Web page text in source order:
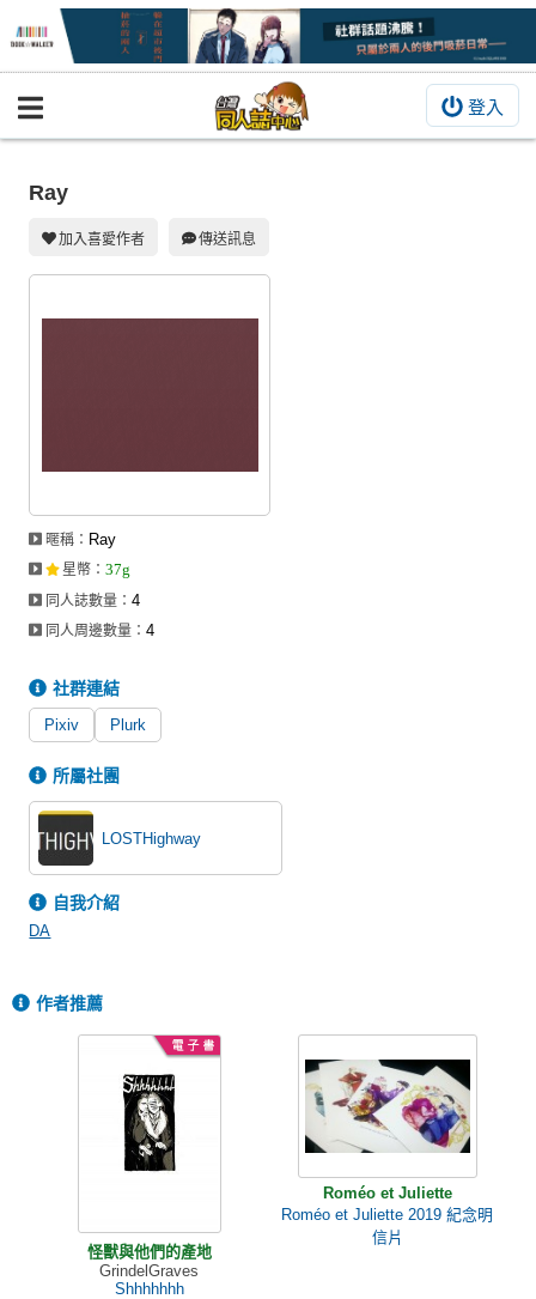
登入
BOOKY書集倉庫
同人相關店家
同人社團
工作委託
繪圖藝廊
交流中心
攤位轉讓區
會員功能選單
會員中心
註冊會員
Ray
加入喜愛作者 傳送訊息
暱稱： Ray
星幣 ：37g
同人誌數量：4
同人周邊數量：4
社群連結
Pixiv Plurk
所屬社團
LOSTHighway
自我介紹
DA
作者推薦
怪獸與他們的產地
GrindelGraves
Shhhhhhh
Roméo et Juliette
Roméo et Juliette 2019 紀念明
信片